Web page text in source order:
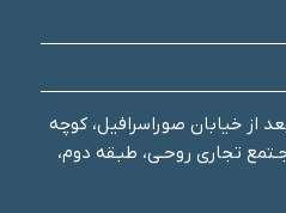
از خیابان صوراسرافیل، کوچه
روحی، پلاک 17، مجـتمع تجاری روحـی، طبـقه دوم،